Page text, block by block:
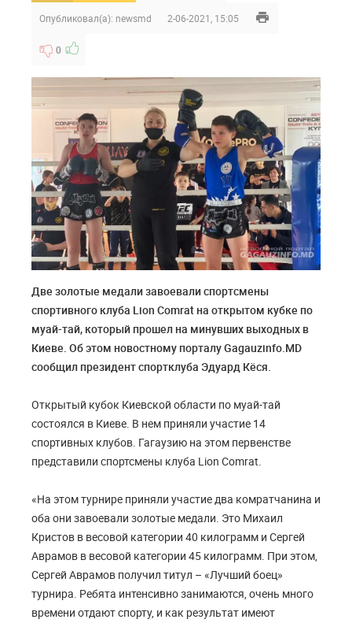
Опубликовал(а): newsmd 2-06-2021, 15:05
0
Две золотые медали завоевали спортсмены
спортивного клуба Lion Comrat на открытом кубке по
муай-тай, который прошел на минувших выходных в
Киеве. Об этом новостному порталу Gagauzinfo.MD
сообщил президент спортклуба Эдуард Кёся.
Открытый кубок Киевской области по муай-тай
состоялся в Киеве. В нем приняли участие 14
спортивных клубов. Гагаузию на этом первенстве
представили спортсмены клуба Lion Comrat.
«На этом турнире приняли участие два комратчанина и
оба они завоевали золотые медали. Это Михаил
Кристов в весовой категории 40 килограмм и Сергей
Аврамов в весовой категории 45 килограмм. При этом,
Сергей Аврамов получил титул – «Лучший боец»
турнира. Ребята интенсивно занимаются, очень много
времени отдают спорту, и как результат имеют